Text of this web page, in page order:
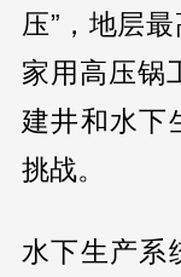
压”，地层
家用高压
建井和水下
挑战。
水下生产系